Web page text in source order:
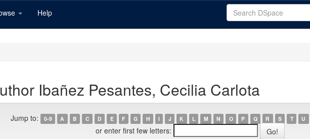
Help
Ibañez Pesantes, Cecilia Carlota
Jump to: 0-9 A B C D E F G H I J K L M N O P Q R S T U
or enter first few letters: